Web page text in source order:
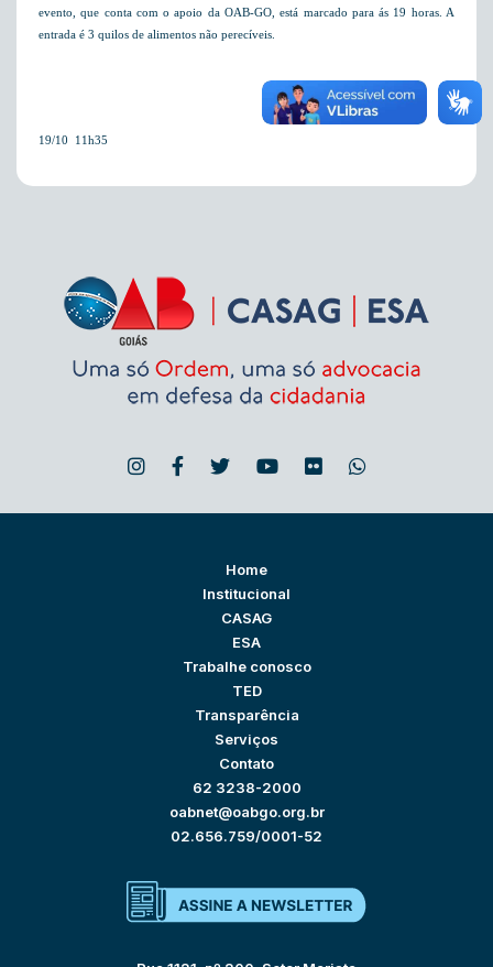
evento, que conta com o apoio da OAB-GO, está marcado para ás 19 horas. A
entrada é 3 quilos de alimentos não perecíveis.
19/10  11h35
Home
Institucional
CASAG
ESA
Trabalhe conosco
TED
Transparência
Serviços
Contato
62 3238-2000
oabnet@oabgo.org.br
02.656.759/0001-52